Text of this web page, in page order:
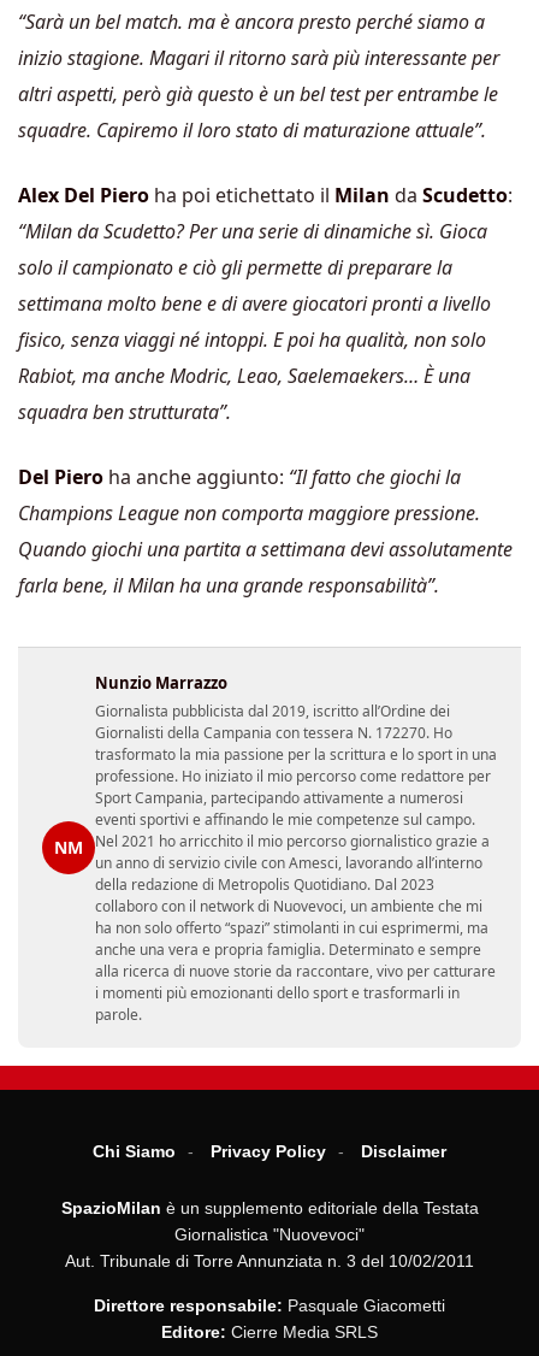
“Sarà un bel match. ma è ancora presto perché siamo a
inizio stagione. Magari il ritorno sarà più interessante per
altri aspetti, però già questo è un bel test per entrambe le
squadre. Capiremo il loro stato di maturazione attuale”.
Alex Del Piero ha poi etichettato il Milan da Scudetto:
“Milan da Scudetto? Per una serie di dinamiche sì. Gioca
solo il campionato e ciò gli permette di preparare la
settimana molto bene e di avere giocatori pronti a livello
fisico, senza viaggi né intoppi. E poi ha qualità, non solo
Rabiot, ma anche Modric, Leao, Saelemaekers… È una
squadra ben strutturata”.
Del Piero ha anche aggiunto: “Il fatto che giochi la
Champions League non comporta maggiore pressione.
Quando giochi una partita a settimana devi assolutamente
farla bene, il Milan ha una grande responsabilità”.
NM
Nunzio Marrazzo
Giornalista pubblicista dal 2019, iscritto all’Ordine dei
Giornalisti della Campania con tessera N. 172270. Ho
trasformato la mia passione per la scrittura e lo sport in una
professione. Ho iniziato il mio percorso come redattore per
Sport Campania, partecipando attivamente a numerosi
eventi sportivi e affinando le mie competenze sul campo.
Nel 2021 ho arricchito il mio percorso giornalistico grazie a
un anno di servizio civile con Amesci, lavorando all’interno
della redazione di Metropolis Quotidiano. Dal 2023
collaboro con il network di Nuovevoci, un ambiente che mi
ha non solo offerto “spazi” stimolanti in cui esprimermi, ma
anche una vera e propria famiglia. Determinato e sempre
alla ricerca di nuove storie da raccontare, vivo per catturare
i momenti più emozionanti dello sport e trasformarli in
parole.
Chi Siamo Privacy Policy Disclaimer
SpazioMilan è un supplemento editoriale della Testata
Giornalistica "Nuovevoci"
Aut. Tribunale di Torre Annunziata n. 3 del 10/02/2011
Direttore responsabile: Pasquale Giacometti
Editore: Cierre Media SRLS